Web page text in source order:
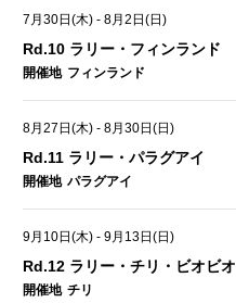
7月30日(木) - 8月2日(日)
Rd.10 ラリー・フィンランド
開催地 フィンランド
8月27日(木) - 8月30日(日)
Rd.11 ラリー・パラグアイ
開催地 パラグアイ
9月10日(木) - 9月13日(日)
Rd.12 ラリー・チリ・ビオビオ
開催地 チリ